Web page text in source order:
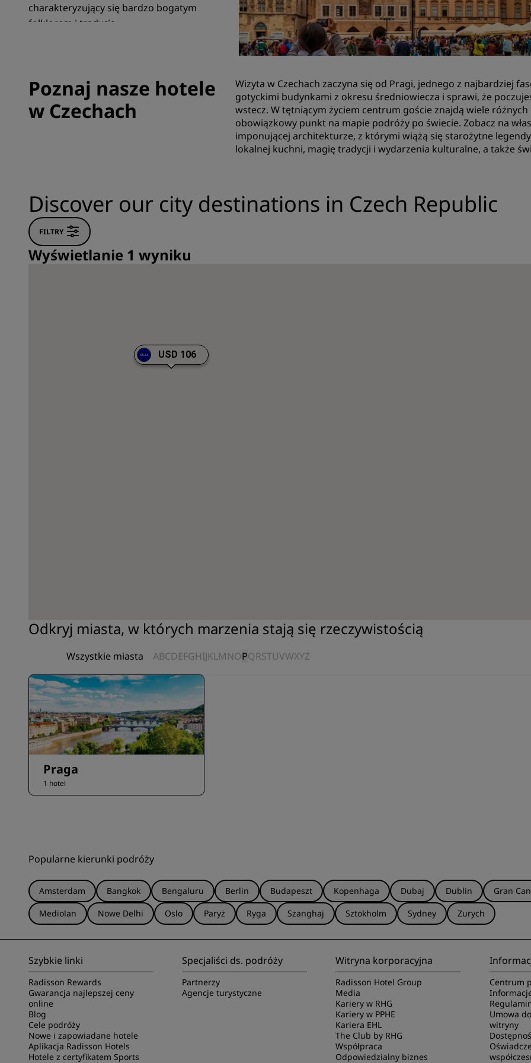
Zarezerwuj miejsce
Poprosić o wycenę
Miejsca na organizację
Szukaj lotów
Szukaj lotów
Gastronomia
Usługi cyfrowe
charakteryzujący się bardzo bogatym
folklorem i tradycją.
Poznaj nasze hotele
w Czechach
Wizyta w Czechach zaczyna się od Pragi, jednego z najbardziej
gotyckimi budynkami z okresu średniowiecza i sprawi, że
wstecz. W tętniącym życiem centrum goście znajdą wiele
obowiązkowy punkt na mapie podróży po świecie. Zobacz na
imponującej architekturze, z którymi wiążą się starożytne
lokalnej kuchni, magię tradycji i wydarzenia kulturalne, a także
Discover our city destinations in Czech Republic
FILTRY
Wyświetlanie 1 wyniku
USD 106
Odkryj miasta, w których marzenia stają się rzeczywistością
Wszystkie miasta ABCDEFGHIJKLMNOPQRSTUVWXYZ
Praga
1 hotel
Popularne kierunki podróży
Amsterdam Bangkok Bengaluru Berlin Budapeszt Kopenhaga Dubaj Dublin Gran
Mediolan
Nowe Delhi Oslo Paryż Ryga Szanghaj Sztokholm Sydney Zurych
Szybkie linki
Radisson Rewards
Gwarancja najlepszej ceny
online
Blog
Cele podróży
Nowe i zapowiadane hotele
Aplikacja Radisson Hotels
Hotele z certyfikatem Sports
Specjaliści ds. podróży
Partnerzy
Agencje turystyczne
Witryna korporacyjna
Radisson Hotel Group
Media
Kariery w RHG
Kariery w PPHE
Kariera EHL
The Club by RHG
Współpraca
Odpowiedzialny biznes
Centrum
Umowa
witryny